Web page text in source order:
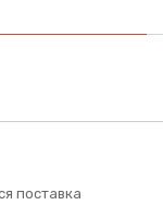
поставка